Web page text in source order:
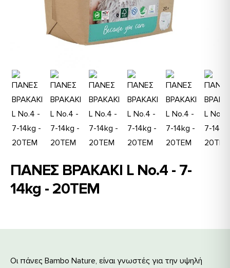
ΠΑΝΕΣ ΒΡΑΚΑΚΙ L Νο.4 - 7-
14kg - 20TEM
Οι πάνες Bambo Nature, είναι γνωστές για την υψηλή